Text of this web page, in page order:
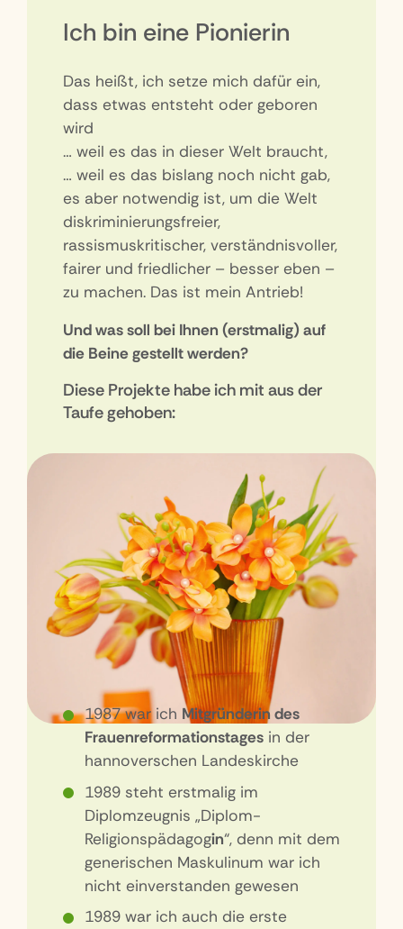
Ich bin eine Pionierin
Das heißt, ich setze mich dafür ein,
dass etwas entsteht oder geboren
wird
… weil es das in dieser Welt braucht,
… weil es das bislang noch nicht gab,
es aber notwendig ist, um die Welt
diskriminierungsfreier,
rassismuskritischer, verständnisvoller,
fairer und friedlicher – besser eben –
zu machen. Das ist mein Antrieb!
Und was soll bei Ihnen (erstmalig) auf
die Beine gestellt werden?
Diese Projekte habe ich mit aus der
Taufe gehoben:
1987 war ich Mitgründerin des
Frauenreformationstages in der
hannoverschen Landeskirche
1989 steht erstmalig im
Diplomzeugnis „Diplom-
Religionspädagogin“, denn mit dem
generischen Maskulinum war ich
nicht einverstanden gewesen
1989 war ich auch die erste